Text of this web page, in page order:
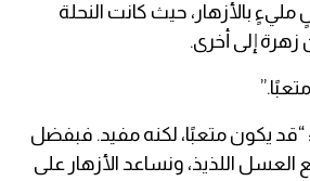
بالأزهار، حيث كانت النحلة
إلى أخرى.
“قد يكون متعبًا، لكنه مفيد. فبفضل
العسل اللذيذ، ونساعد الأزهار على